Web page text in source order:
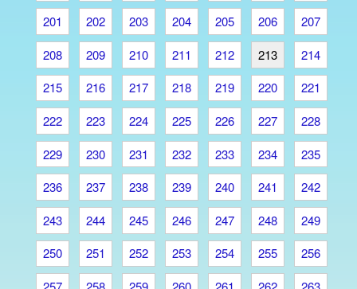
201
202 203 204 205 206
207
208
209 210 211 212 213
214
215
216 217 218 219 220
221
222
223 224 225 226 227
228
229
230 231 232 233 234
235
236
237 238 239 240 241
242
243
244 245 246 247 248
249
250
251 252 253 254 255
256